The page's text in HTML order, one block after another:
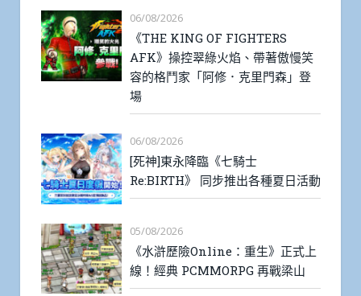
06/08/2026
《THE KING OF FIGHTERS
AFK》操控翠綠火焰、帶著傲慢笑
容的格鬥家「阿修．克里門森」登
場
06/08/2026
[死神]東永降臨《七騎士
Re:BIRTH》 同步推出各種夏日活動
05/08/2026
《水滸歷險Online：重生》正式上
線！經典 PCMMORPG 再戰梁山